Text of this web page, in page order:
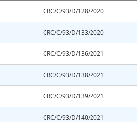
CRC/C/93/D/128/2020
CRC/C/93/D/133/2020
CRC/C/93/D/136/2021
CRC/C/93/D/138/2021
CRC/C/93/D/139/2021
CRC/C/93/D/140/2021